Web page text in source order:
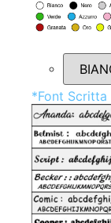
*Font Scritta